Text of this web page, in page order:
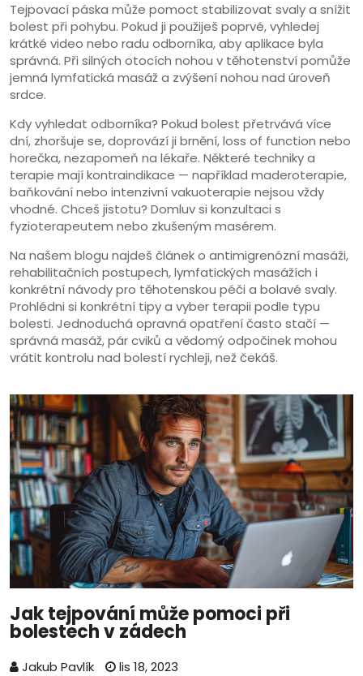
Tejpovací páska může pomoct stabilizovat svaly a snížit
bolest při pohybu. Pokud ji použiješ poprvé, vyhledej
krátké video nebo radu odborníka, aby aplikace byla
správná. Při silných otocích nohou v těhotenství pomůže
jemná lymfatická masáž a zvýšení nohou nad úroveň
srdce.
Kdy vyhledat odborníka? Pokud bolest přetrvává více
dní, zhoršuje se, doprovází ji brnění, loss of function nebo
horečka, nezapomeň na lékaře. Některé techniky a
terapie mají kontraindikace — například maderoterapie,
baňkování nebo intenzivní vakuoterapie nejsou vždy
vhodné. Chceš jistotu? Domluv si konzultaci s
fyzioterapeutem nebo zkušeným masérem.
Na našem blogu najdeš článek o antimigrenózní masáži,
rehabilitačních postupech, lymfatických masážích i
konkrétní návody pro těhotenskou péči a bolavé svaly.
Prohlédni si konkrétní tipy a vyber terapii podle typu
bolesti. Jednoduchá opravná opatření často stačí —
správná masáž, pár cviků a vědomý odpočinek mohou
vrátit kontrolu nad bolestí rychleji, než čekáš.
Jak tejpování může pomoci při
bolestech v zádech
Jakub Pavlík
lis 18, 2023